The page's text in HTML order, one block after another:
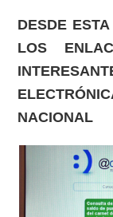
DESDE
LOS
NACIONAL